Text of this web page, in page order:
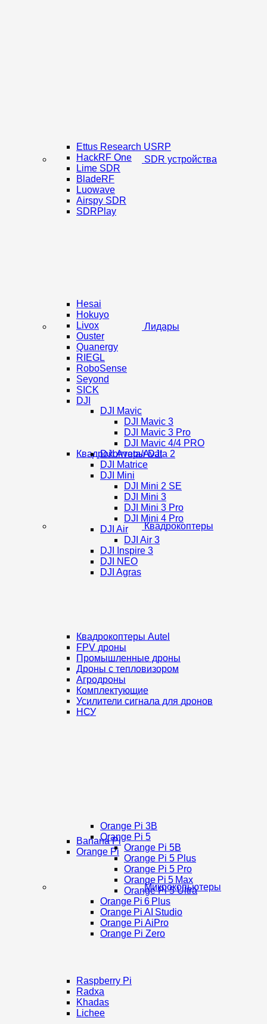
SDR устройства
Ettus Research USRP
HackRF One
Lime SDR
BladeRF
Luowave
Airspy SDR
SDRPlay
Лидары
Hesai
Hokuyo
Livox
Ouster
Quanergy
RIEGL
RoboSense
Seyond
SICK
DJI
Квадрокоптеры
Квадрокоптеры DJI
DJI Mavic
DJI Mavic 3
DJI Mavic 3 Pro
DJI Mavic 4/4 PRO
DJI Avata/Avata 2
DJI Matrice
DJI Mini
DJI Mini 2 SE
DJI Mini 3
DJI Mini 3 Pro
DJI Mini 4 Pro
DJI Air
DJI Air 3
DJI Inspire 3
DJI NEO
DJI Agras
Квадрокоптеры Autel
FPV дроны
Промышленные дроны
Дроны с тепловизором
Агродроны
Комплектующие
Усилители сигнала для дронов
НСУ
Микрокопьютеры
Banana Pi
Orange Pi
Orange Pi 3B
Orange Pi 5
Orange Pi 5B
Orange Pi 5 Plus
Orange Pi 5 Pro
Orange Pi 5 Max
Orange Pi 5 Ultra
Orange Pi 6 Plus
Orange Pi AI Studio
Orange Pi AiPro
Orange Pi Zero
Raspberry Pi
Radxa
Khadas
Lichee